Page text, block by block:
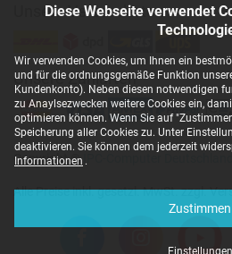
Diese Webseite verwendet
Wir verwenden Cookies, um Ihnen ein
und für die ordnungsgemäße Funktion
Kundenkonto). Neben diesen notwendigen
zu Anaylsezwecken weitere Cookies ein,
optimieren können. Wenn Sie auf
Speicherung aller Cookies zu. Unter
deaktivieren. Sie können dem jederzeit
Informationen .
Zustimmen
Einstellungen
Unsere Versandarten
Unsere Zahlarten
Copyright ©
Alle Preise inkl. gesetzl. MwSt. zzgl.